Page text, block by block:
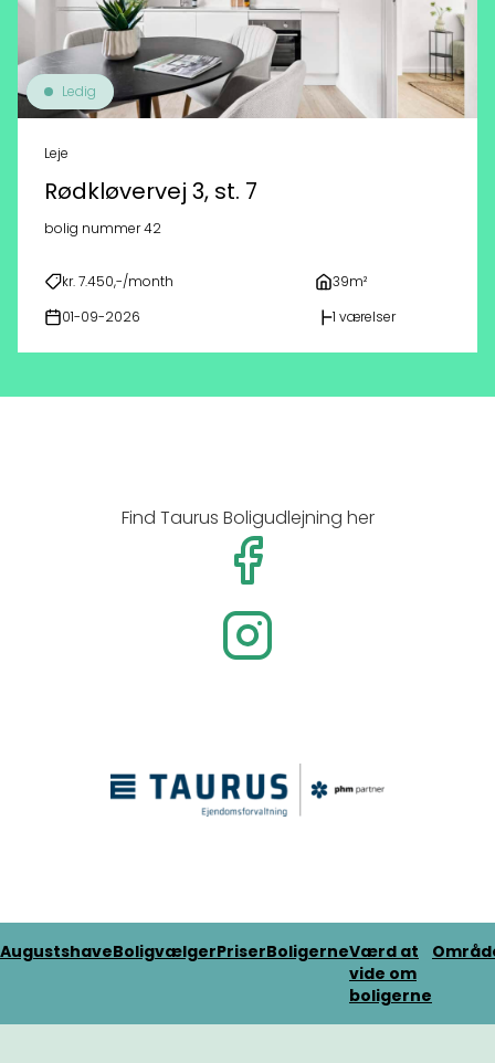
Ledig
Leje
Rødkløvervej 3, st. 7
bolig nummer 42
kr. 7.450,-/month 39m²
01-09-2026 1 værelser
Find Taurus Boligudlejning her
AugustshaveBoligvælgerPriserBoligerneVærd at
vide om
boligerne